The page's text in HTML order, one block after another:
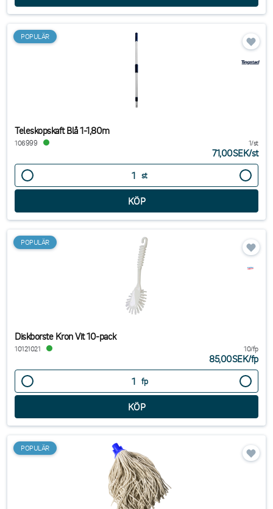
POPULÄR
Teleskopskaft Blå 1-1,80m
106999 1/st
71,00SEK/st
st
POPULÄR
Diskborste Kron Vit 10-pack
10121021 10/fp
85,00SEK/fp
fp
POPULÄR